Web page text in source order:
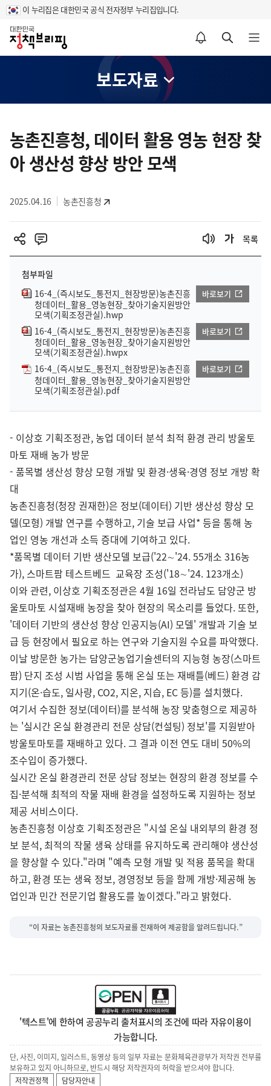
이 누리집은 대한민국 공식 전자정부 누리집입니다.
홈
알림설정 바로가기 검색 바로가기 메뉴 열기
보도자료
텐
츠
영
농촌진흥청, 데이터 활용 영농 현장 찾
아 생산성 향상 방안 모색
2025.04.16 농촌진흥청
목록
첨부파일
16-4_(즉시보도_통전지_현장방문)농촌진흥
청데이터_활용_영농현장_찾아기술지원방안
모색(기획조정관실).hwp
바로보기
16-4_(즉시보도_통전지_현장방문)농촌진흥
청데이터_활용_영농현장_찾아기술지원방안
모색(기획조정관실).hwpx
바로보기
16-4_(즉시보도_통전지_현장방문)농촌진흥
청데이터_활용_영농현장_찾아기술지원방안
모색(기획조정관실).pdf
바로보기
- 이상호 기획조정관, 농업 데이터 분석 최적 환경 관리 방울토
마토 재배 농가 방문
- 품목별 생산성 향상 모형 개발 및 환경·생육·경영 정보 개방 확
대
농촌진흥청(청장 권재한)은 정보(데이터) 기반 생산성 향상 모
델(모형) 개발 연구를 수행하고, 기술 보급 사업* 등을 통해 농
업인 영농 개선과 소득 증대에 기여하고 있다.
*품목별 데이터 기반 생산모델 보급('22∼'24. 55개소 316농
가), 스마트팜 테스트베드 교육장 조성('18∼'24. 123개소)
이와 관련, 이상호 기획조정관은 4월 16일 전라남도 담양군 방
울토마토 시설재배 농장을 찾아 현장의 목소리를 들었다. 또한,
'데이터 기반의 생산성 향상 인공지능(AI) 모델' 개발과 기술 보
급 등 현장에서 필요로 하는 연구와 기술지원 수요를 파악했다.
이날 방문한 농가는 담양군농업기술센터의 지능형 농장(스마트
팜) 단지 조성 시범 사업을 통해 온실 또는 재배틀(베드) 환경 감
지기(온·습도, 일사량, CO2, 지온, 지습, EC 등)를 설치했다.
여기서 수집한 정보(데이터)를 분석해 농장 맞춤형으로 제공하
는 '실시간 온실 환경관리 전문 상담(컨설팅) 정보'를 지원받아
방울토마토를 재배하고 있다. 그 결과 이전 연도 대비 50%의
조수입이 증가했다.
실시간 온실 환경관리 전문 상담 정보는 현장의 환경 정보를 수
집·분석해 최적의 작물 재배 환경을 설정하도록 지원하는 정보
제공 서비스이다.
농촌진흥청 이상호 기획조정관은 "시설 온실 내외부의 환경 정
보 분석, 최적의 작물 생육 상태를 유지하도록 관리해야 생산성
을 향상할 수 있다."라며 "예측 모형 개발 및 적용 품목을 확대
하고, 환경 또는 생육 정보, 경영정보 등을 함께 개방·제공해 농
업인과 민간 전문기업 활용도를 높이겠다."라고 밝혔다.
“이 자료는 농촌진흥청의 보도자료를 전재하여 제공함을 알려드립니다.”
'텍스트'에 한하여 공공누리 출처표시의 조건에 따라 자유이용이
가능합니다.
단, 사진, 이미지, 일러스트, 동영상 등의 일부 자료는 문화체육관광부가 저작권 전부를
보유하고 있지 아니하므로, 반드시 해당 저작권자의 허락을 받으셔야 합니다.
저작권정책
담당자안내